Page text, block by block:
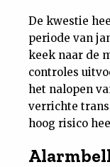
Magazine
Podcast
Dossiers
Nieuwsbrief
De kwestie
periode van
keek naar de
controles
het nalopen
verrichte
hoog risico